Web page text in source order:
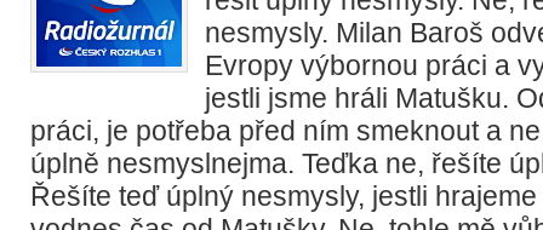
nesmysly. Milan Baroš
Evropy výbornou práci a
jestli jsme hráli Matušku.
práci, je potřeba před ním smeknout a
úplně nesmyslnejma. Teďka ne, řešíte
Řešíte teď úplný nesmysly, jestli